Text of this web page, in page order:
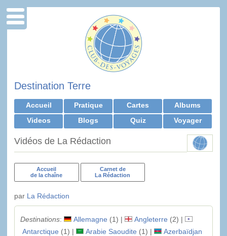
Destination Terre
Accueil Pratique Cartes
Albums
Videos
Blogs Quiz Voyager
Vidéos de La Rédaction
Accueil
de la chaîne
Carnet de
La Rédaction
par La Rédaction
Destinations: Allemagne (1) | Angleterre (2) |
Antarctique (1) | Arabie Saoudite (1) |
Azerbaïdjan